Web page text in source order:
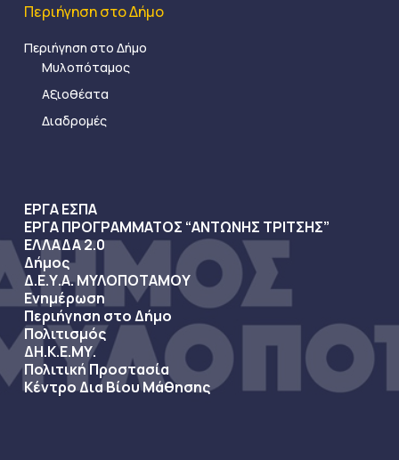
Περιήγηση στο Δήμο
Περιήγηση στο Δήμο
Μυλοπόταμος
Αξιοθέατα
Διαδρομές
ΕΡΓΑ ΕΣΠΑ
ΕΡΓΑ ΠΡΟΓΡΑΜΜΑΤΟΣ “ΑΝΤΩΝΗΣ ΤΡΙΤΣΗΣ”
ΕΛΛΑΔΑ 2.0
Δήμος
Δ.Ε.Υ.Α. ΜΥΛΟΠΟΤΑΜΟΥ
Ενημέρωση
Περιήγηση στο Δήμο
Πολιτισμός
ΔΗ.Κ.Ε.ΜΥ.
Πολιτική Προστασία
Κέντρο Δια Βίου Μάθησης